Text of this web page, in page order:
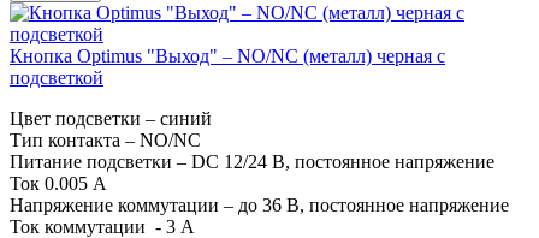
Кнопка Optimus "Выход" – NO/NC (металл) черная с
подсветкой
Цвет подсветки – синий
Тип контакта – NO/NC
Питание подсветки – DC 12/24 В, постоянное напряжение
Ток 0.005 А
Напряжение коммутации – до 36 В, постоянное напряжение
Ток коммутации - 3 А